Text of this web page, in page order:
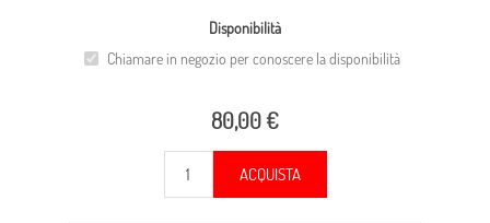
Disponibilità
Chiamare in negozio per conoscere la disponibilità
80,00 €
ACQUISTA